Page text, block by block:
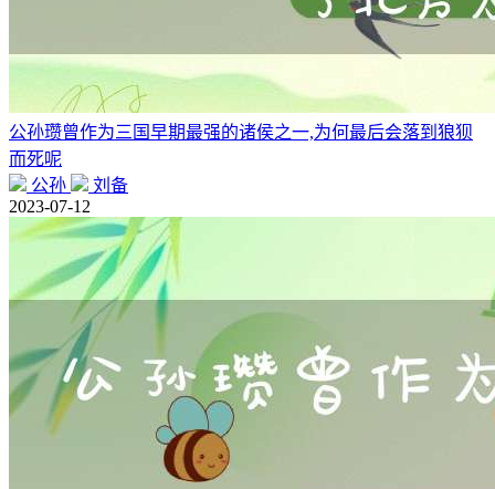
公孙瓒曾作为三国早期最强的诸侯之一,为何最后会落到狼狈
而死呢
公孙
刘备
2023-07-12